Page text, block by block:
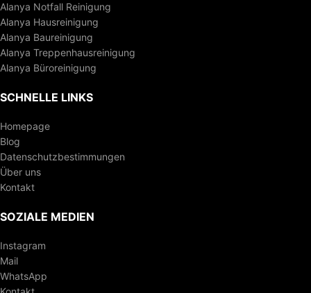
Alanya Notfall Reinigung
Alanya Hausreinigung
Alanya Baureinigung
Alanya Treppenhausreinigung
Alanya Büroreinigung
SCHNELLE LINKS
Homepage
Blog
Datenschutzbestimmungen
Über uns
Kontakt
SOZIALE MEDIEN
Instagram
Mail
WhatsApp